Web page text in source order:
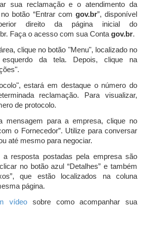
sua reclamação e o atendimento da
botão “Entrar com gov.br”, disponível
direito da página inicial do
Faça o acesso com sua Contagov.br.
clique no botão "Menu", localizado no
esquerdo da tela. Depois, clique na
estará em destaque o número do
reclamação. Para visualizar,
de protocolo.
mensagem para a empresa, clique no
o Fornecedor”. Utilize para conversar
até mesmo para negociar.
resposta postadas pela empresa são
no botão azul “Detalhes” e também
que estão localizados na coluna
página.
vídeo sobre como acompanhar sua